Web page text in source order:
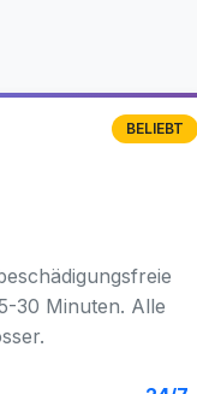
30 Minuten. Alle
BELIEBT